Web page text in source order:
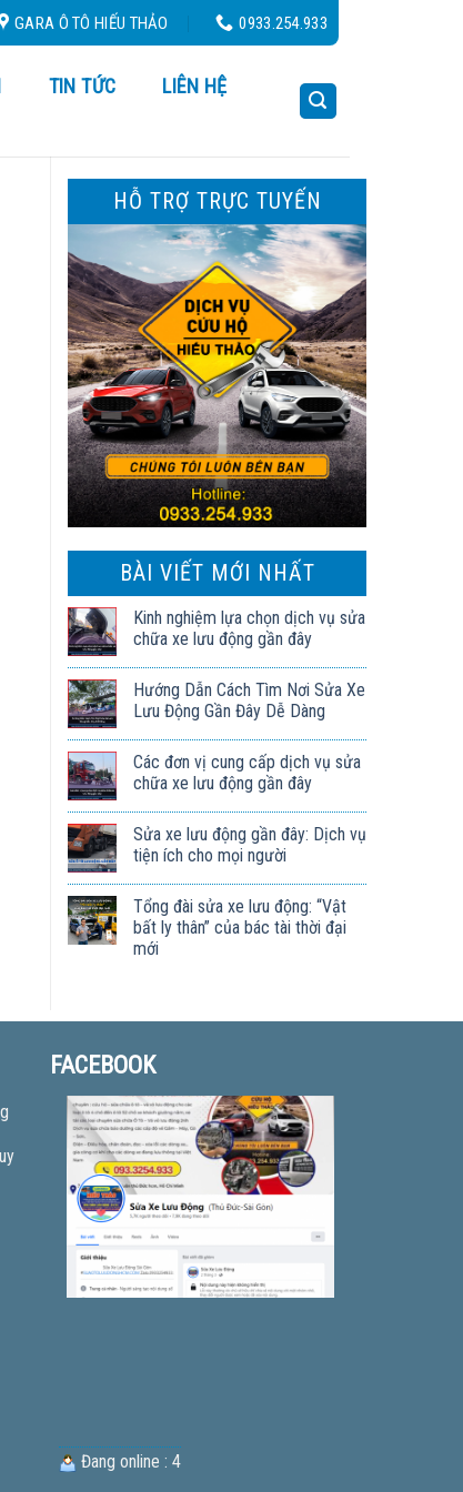
24
GARA Ô TÔ HIẾU THẢO 0933.254.933
TIN TỨC
LIÊN HỆ
HỖ TRỢ TRỰC TUYẾN
BÀI VIẾT MỚI NHẤT
Kinh nghiệm lựa chọn dịch vụ sửa
chữa xe lưu động gần đây
Hướng Dẫn Cách Tìm Nơi Sửa Xe
Lưu Động Gần Đây Dễ Dàng
Các đơn vị cung cấp dịch vụ sửa
chữa xe lưu động gần đây
Sửa xe lưu động gần đây: Dịch vụ
tiện ích cho mọi người
Tổng đài sửa xe lưu động: “Vật
bất ly thân” của bác tài thời đại
mới
FACEBOOK
Đang online : 4